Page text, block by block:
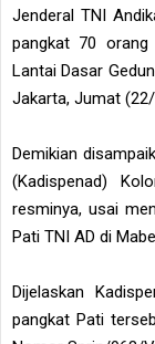
Jenderal TNI
pangkat 70
Lantai Dasar
Jakarta, Jumat
Demikian
(Kadispenad)
resminya, usai
Pati TNI AD di
Dijelaskan
pangkat Pati